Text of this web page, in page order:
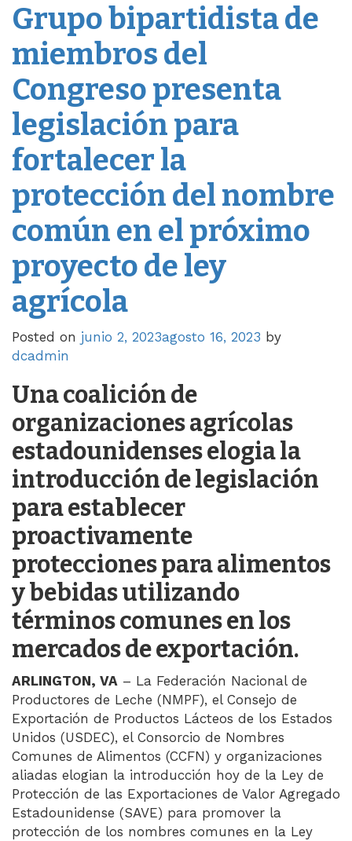
Grupo bipartidista de
miembros del
Congreso presenta
legislación para
fortalecer la
protección del nombre
común en el próximo
proyecto de ley
agrícola
Posted on junio 2, 2023agosto 16, 2023 by
dcadmin
Una coalición de
organizaciones agrícolas
estadounidenses elogia la
introducción de legislación
para establecer
proactivamente
protecciones para alimentos
y bebidas utilizando
términos comunes en los
mercados de exportación.
ARLINGTON, VA – La Federación Nacional de
Productores de Leche (NMPF), el Consejo de
Exportación de Productos Lácteos de los Estados
Unidos (USDEC), el Consorcio de Nombres
Comunes de Alimentos (CCFN) y organizaciones
aliadas elogian la introducción hoy de la Ley de
Protección de las Exportaciones de Valor Agregado
Estadounidense (SAVE) para promover la
protección de los nombres comunes en la Ley